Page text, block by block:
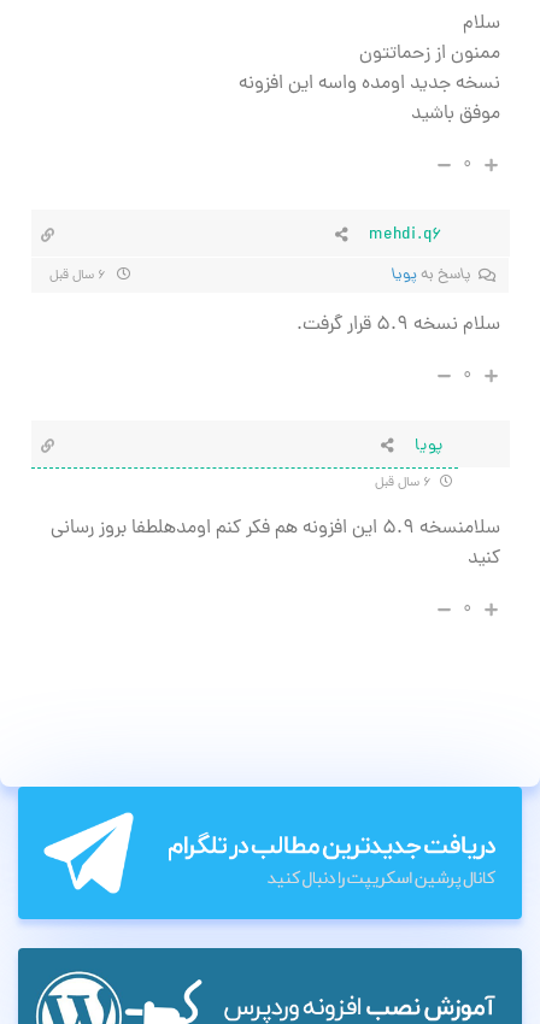
سلام
ممنون از زحماتتون
نسخه جدید اومده واسه این افزونه
موفق باشید
۰
mehdi.q6
پاسخ بهپویا
سلام نسخه ۵.۹ قرار گرفت.
۰
پویا
سلامنسخه ۵.۹ این افزونه هم فکر کنم اومدهلطفا بروز رسانی
کنید
۰